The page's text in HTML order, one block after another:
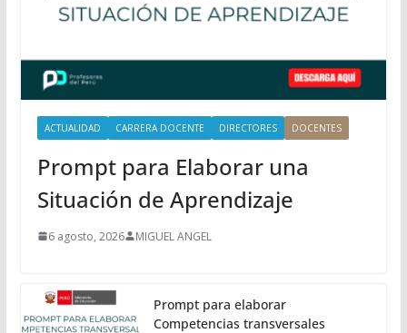
a
ACTUALIDAD CARRERA DOCENTE DIRECTORES DOCENTES
Prompt para Elaborar una
Situación de Aprendizaje
6 agosto, 2026 MIGUEL ANGEL
Prompt para elaborar
Competencias transversales